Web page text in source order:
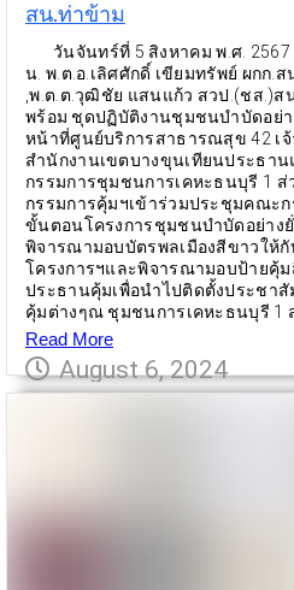
สน.ท่าข้าม
วันจันทร์ที่ 5 สิงหาคม พ.ศ. 2567
น. พ.ต.อ.เลิศศักดิ์ เขียมทรัพย์ ผกก.
,พ.ต.ต.วุฒิชัย แสนแก้ว สวป.(ชส.)ส
พร้อม ชุดปฏิบัติงานชุมชนบำบัดอย่า
หน้าที่ศูนย์บริการสาธารณสุข 42 เ
สำนักงานเขตบางขุนเทียนประธา
กรรมการชุมชนการเคหะธนบุรี 1
กรรมการคุ้มฯเข้าร่วมประชุมคณะก
ขั้นตอนโครงการชุมชนบำบัดอย่างยั่
พิจารณามอบบัตรพลเมืองสีขาวให้กั
โครงการฯและพิจารณามอบป้ายคุ้
ประธานคุ้มเพื่อนำไปติดตั้งประชา
คุ้มต่างๆณ ชุมชนการเคหะธนบุรี 1
Read More
August 6, 2024